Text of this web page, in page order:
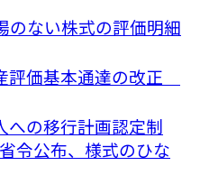
のない株式の評価明細
評価基本通達の改正
への移行計画認定制
令公布、様式のひな